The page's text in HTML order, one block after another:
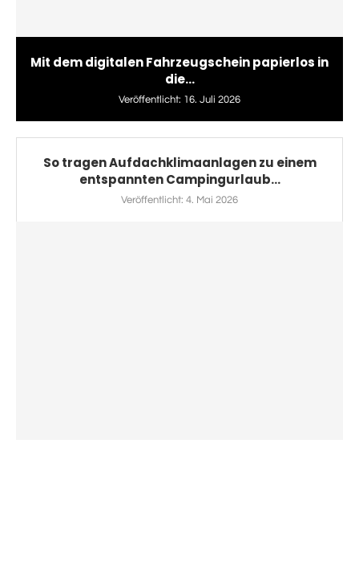
Mit dem digitalen Fahrzeugschein papierlos in
die...
Veröffentlicht: 16. Juli 2026
So tragen Aufdachklimaanlagen zu einem
entspannten Campingurlaub...
Veröffentlicht: 4. Mai 2026